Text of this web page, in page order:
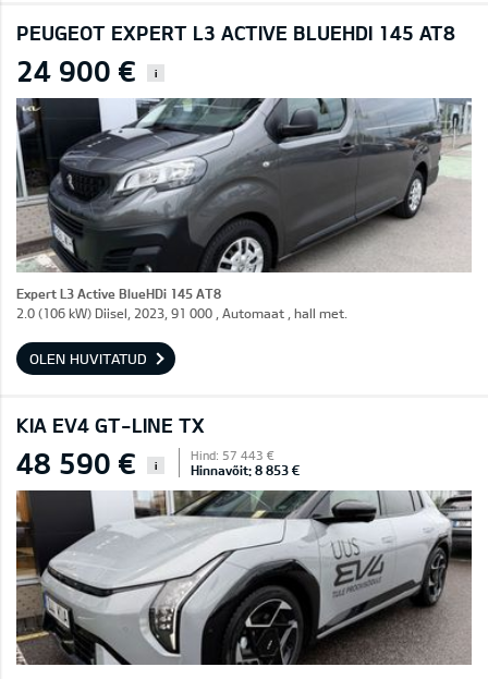
PEUGEOT EXPERT L3 ACTIVE BLUEHDI 145 AT8
24 900 € i
Expert L3 Active BlueHDi 145 AT8
2.0 (106 kW) Diisel, 2023, 91 000 , Automaat , hall met.
OLEN HUVITATUD
KIA EV4 GT-LINE TX
48 590 € i
Hind: 57 443 €
Hinnavõit: 8 853 €